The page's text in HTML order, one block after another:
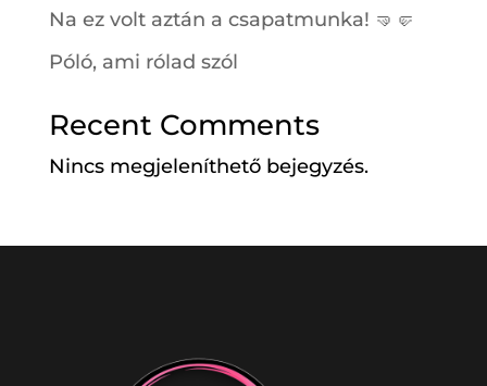
Na ez volt aztán a csapatmunka! 🤜🤛
Póló, ami rólad szól
Recent Comments
Nincs megjeleníthető bejegyzés.